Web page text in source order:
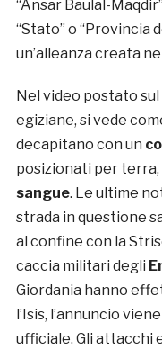
“Ansar Baulal-
“Stato” o “Provincia
un’alleanza creata
Nel video postato
egiziane, si vede
decapitano con un
posizionati per terra,
sangue. Le ultime
strada in questione
al confine con la
caccia militari degli
Giordania hanno
l’Isis, l’annuncio
ufficiale. Gli attacchi